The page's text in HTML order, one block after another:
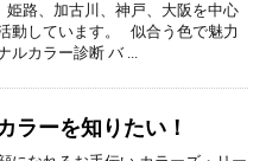
路、加古川、神戸、大阪を中心
動しています。 似合う色で魅力
ルカラー診断 バ ...
ラーを知りたい！